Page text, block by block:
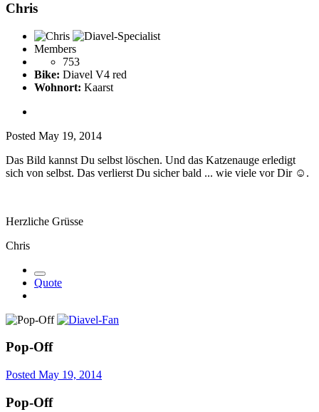
Chris
Members
753
Bike: Diavel V4 red
Wohnort: Kaarst
Posted May 19, 2014
Das Bild kannst Du selbst löschen. Und das Katzenauge erledigt
sich von selbst. Das verlierst Du sicher bald ... wie viele vor Dir ☺.
Herzliche Grüsse
Chris
Quote
Pop-Off
Posted May 19, 2014
Pop-Off